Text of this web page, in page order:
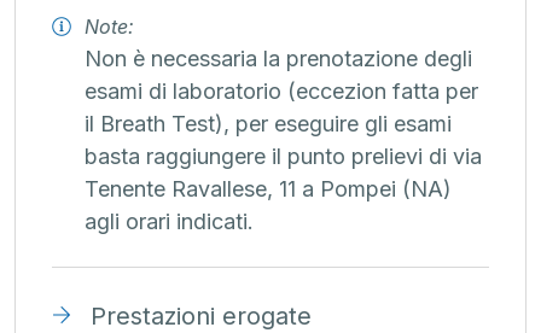
Note:
Non è necessaria la prenotazione degli
esami di laboratorio (eccezion fatta per
il Breath Test), per eseguire gli esami
basta raggiungere il punto prelievi di via
Tenente Ravallese, 11 a Pompei (NA)
agli orari indicati.
Prestazioni erogate